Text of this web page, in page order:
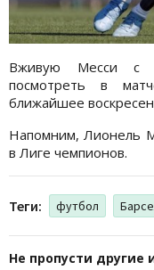
Вживую Месси с
посмотреть в
ближайшее
Напомним, Лионель
в Лиге чемпионов.
Теги: футбол
Не пропусти другие